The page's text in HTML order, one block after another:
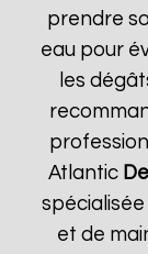
prendre
eau pour
les
Atlantic
et de